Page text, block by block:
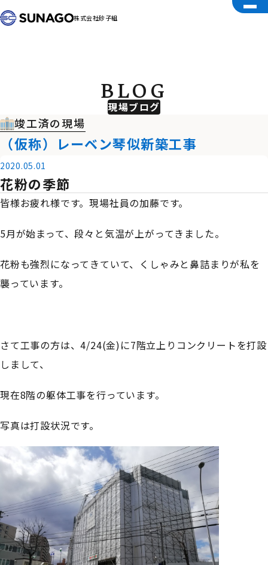
株式会社砂子組
現場ブログ
BLOG
竣工済の現場
（仮称）レーベン琴似新築工事
2020.05.01
花粉の季節
皆様お疲れ様です。現場社員の加藤です。
5月が始まって、段々と気温が上がってきました。
花粉も強烈になってきていて、くしゃみと鼻詰まりが私を
襲っています。
さて工事の方は、4/24(金)に7階立上りコンクリートを打設
しまして、
現在8階の躯体工事を行っています。
写真は打設状況です。